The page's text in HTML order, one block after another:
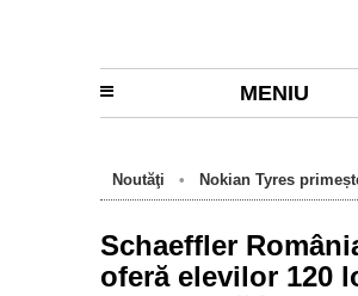
MENIU
Noutăţi •
Nokian Tyres
cu emisii zero de la Oradea
Schaeffler
oferă elevilor 120